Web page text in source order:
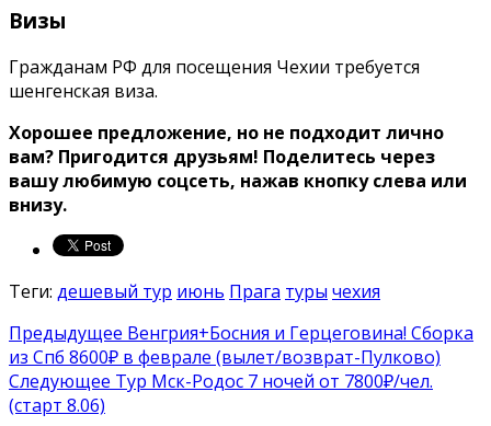
Визы
Гражданам РФ для посещения Чехии требуется
шенгенская виза.
Хорошее предложение, но не подходит лично
вам? Пригодится друзьям! Поделитесь через
вашу любимую соцсеть, нажав кнопку слева или
внизу.
Теги: дешевый тур июнь Прага туры чехия
Предыдущее Венгрия+Босния и Герцеговина! Сборка
из Спб 8600₽ в феврале (вылет/возврат-Пулково)
Следующее Тур Мск-Родос 7 ночей от 7800₽/чел.
(старт 8.06)